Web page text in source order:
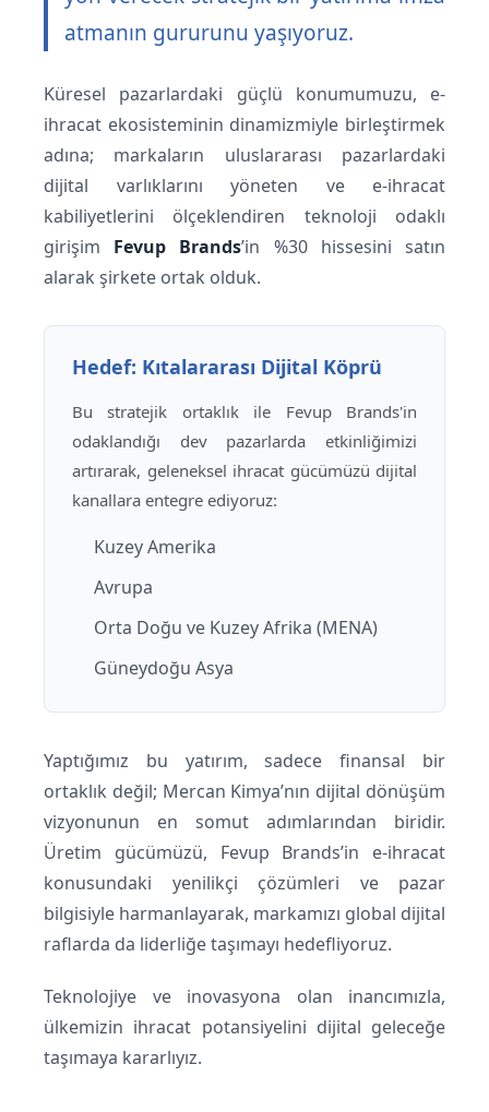
atmanın gururunu yaşıyoruz.
Küresel pazarlardaki güçlü konumumuzu, e-
ihracat ekosisteminin dinamizmiyle birleştirmek
adına; markaların uluslararası pazarlardaki
dijital varlıklarını yöneten ve e-ihracat
kabiliyetlerini ölçeklendiren teknoloji odaklı
girişim Fevup Brands’in %30 hissesini satın
alarak şirkete ortak olduk.
Hedef: Kıtalararası Dijital Köprü
Bu stratejik ortaklık ile Fevup Brands'in
odaklandığı dev pazarlarda etkinliğimizi
artırarak, geleneksel ihracat gücümüzü dijital
kanallara entegre ediyoruz:
Kuzey Amerika
Avrupa
Orta Doğu ve Kuzey Afrika (MENA)
Güneydoğu Asya
Yaptığımız bu yatırım, sadece finansal bir
ortaklık değil; Mercan Kimya’nın dijital dönüşüm
vizyonunun en somut adımlarından biridir.
Üretim gücümüzü, Fevup Brands’in e-ihracat
konusundaki yenilikçi çözümleri ve pazar
bilgisiyle harmanlayarak, markamızı global dijital
raflarda da liderliğe taşımayı hedefliyoruz.
Teknolojiye ve inovasyona olan inancımızla,
ülkemizin ihracat potansiyelini dijital geleceğe
taşımaya kararlıyız.